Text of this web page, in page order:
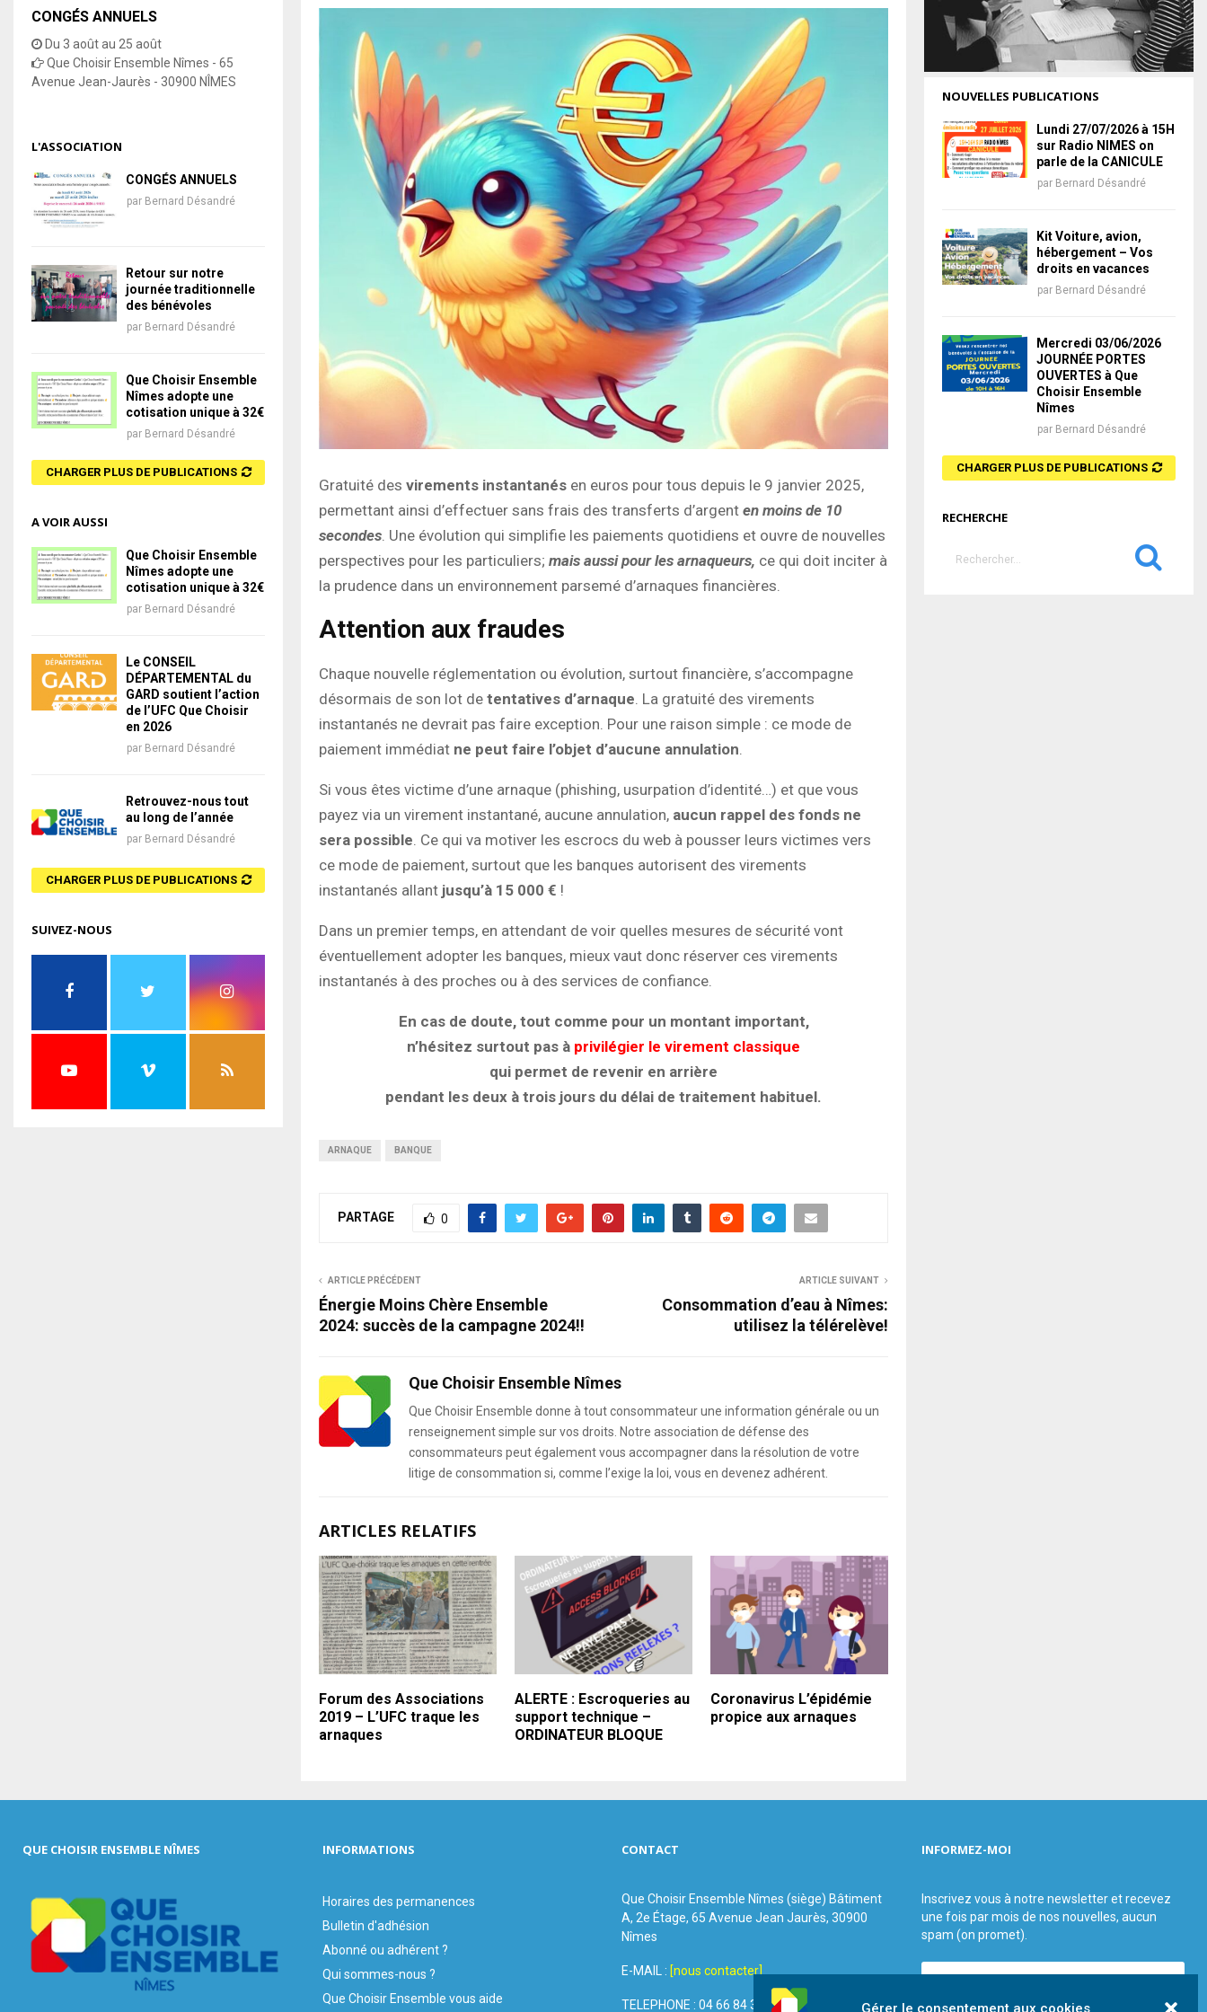
Gérer le consentement aux cookies
Gratuité des virements instantanés en euros pour tous depuis le 9 janvier 2025,
permettant ainsi d’effectuer sans frais des transferts d’argent en moins de 10
secondes . Une évolution qui simplifie les paiements quotidiens et ouvre de nouvelles
perspectives pour les particuliers; mais aussi pour les arnaqueurs, ce qui doit inciter à
la prudence dans un environnement parsemé d’arnaques financières.
Attention aux fraudes
Chaque nouvelle réglementation ou évolution, surtout financière, s’accompagne
désormais de son lot de tentatives d’arnaque . La gratuité des virements
instantanés ne devrait pas faire exception. Pour une raison simple : ce mode de
paiement immédiat ne peut faire l’objet d’aucune annulation
Si vous êtes victime d’une arnaque (phishing, usurpation d’identité…) et que vous
payez via un virement instantané, aucune annulation, aucun rappel des fonds ne
sera possible . Ce qui va motiver les escrocs du web à pousser leurs victimes vers
ce mode de paiement, surtout que les banques autorisent des virements
instantanés allant jusqu’à 15 000 € !
Dans un premier temps, en attendant de voir quelles mesures de sécurité vont
éventuellement adopter les banques, mieux vaut donc réserver ces virements
instantanés à des proches ou à des services de confiance.
En cas de doute, tout comme pour un montant important,
n’hésitez surtout pas à privilégier le virement classique
qui permet de revenir en arrière
pendant les deux à trois jours du délai de traitement habituel.
ARNAQUE BANQUE
PARTAGE 0
ARTICLE PRÉCÉDENT
Énergie Moins Chère Ensemble
2024: succès de la campagne 2024!!
ARTICLE SUIVANT
Consommation d’eau à Nîmes:
utilisez la télérelève!
Que Choisir Ensemble Nîmes
Que Choisir Ensemble donne à tout consommateur une information générale ou un
renseignement simple sur vos droits. Notre association de défense des
consommateurs peut également vous accompagner dans la résolution de votre
litige de consommation si, comme l’exige la loi, vous en devenez adhérent.
ARTICLES RELATIFS
Forum des Associations
2019 – L’UFC traque les
arnaques
ALERTE : Escroqueries au
support technique –
ORDINATEUR BLOQUE
Coronavirus L’épidémie
propice aux arnaques
CONGÉS ANNUELS
Du 3 août au 25 août
Que Choisir Ensemble Nîmes - 65
Avenue Jean-Jaurès - 30900 NÎMES
L'ASSOCIATION
CONGÉS ANNUELS
par Bernard Désandré
Retour sur notre
journée traditionnelle
des bénévoles
par Bernard Désandré
Que Choisir Ensemble
Nîmes adopte une
cotisation unique à 32€
par Bernard Désandré
CHARGER PLUS DE PUBLICATIONS
A VOIR AUSSI
Que Choisir Ensemble
Nîmes adopte une
cotisation unique à 32€
par Bernard Désandré
Le CONSEIL
DÉPARTEMENTAL du
GARD soutient l’action
de l’UFC Que Choisir
en 2026
par Bernard Désandré
Retrouvez-nous tout
au long de l’année
par Bernard Désandré
CHARGER PLUS DE PUBLICATIONS
SUIVEZ-NOUS
NOUVELLES PUBLICATIONS
Lundi 27/07/2026 à 15H
sur Radio NIMES on
parle de la CANICULE
par Bernard Désandré
Kit Voiture, avion,
hébergement – Vos
droits en vacances
par Bernard Désandré
Mercredi 03/06/2026
JOURNÉE PORTES
OUVERTES à Que
Choisir Ensemble
Nîmes
par Bernard Désandré
CHARGER PLUS DE PUBLICATIONS
RECHERCHE
QUE CHOISIR ENSEMBLE NÎMES INFORMATIONS
Horaires des permanences
Bulletin d'adhésion
Abonné ou adhérent ?
Qui sommes-nous ?
Que Choisir Ensemble vous aide
CONTACT
Que Choisir Ensemble Nîmes (siège) Bâtiment
A, 2e Étage, 65 Avenue Jean Jaurès, 30900
Nîmes
E-MAIL : [nous contacter]
TELEPHONE : 04 66 84 31 87 - 09 67 32 10 35 -
INFORMEZ-MOI
Inscrivez vous à notre newsletter et recevez
une fois par mois de nos nouvelles, aucun
spam (on promet).